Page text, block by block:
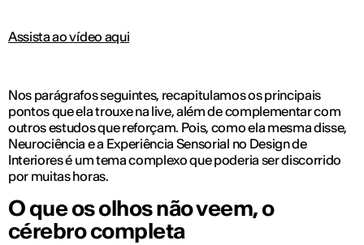
Assista ao vídeo aqui
Nos parágrafos seguintes, recapitulamos os principais
pontos que ela trouxe na live, além de complementar com
outros estudos que reforçam. Pois, como ela mesma disse,
Neurociência e a Experiência Sensorial no Design de
Interiores é um tema complexo que poderia ser discorrido
por muitas horas.
O que os olhos não veem, o
cérebro completa